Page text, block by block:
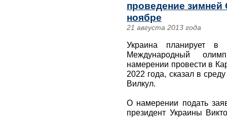
проведение
ноябре
21 августа 2013 года
Украина планирует в
Международный
намерении провести в
2022 года, сказал в
Вилкул.
О намерении подать
президент Украины